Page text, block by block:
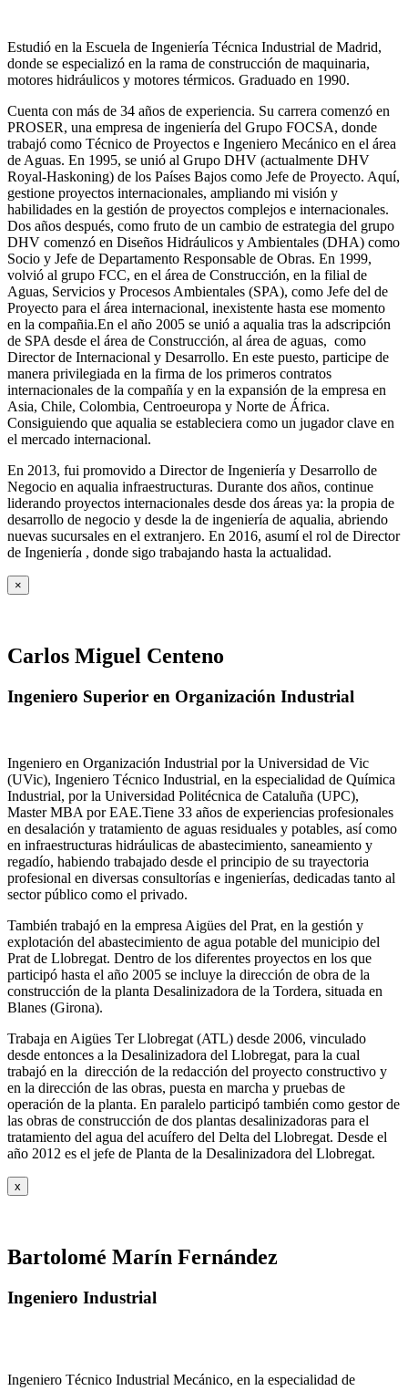
Estudió en la Escuela de Ingeniería Técnica Industrial de Madrid,
donde se especializó en la rama de construcción de maquinaria,
motores hidráulicos y motores térmicos. Graduado en 1990.
Cuenta con más de 34 años de experiencia. Su carrera comenzó en
PROSER, una empresa de ingeniería del Grupo FOCSA, donde
trabajó como Técnico de Proyectos e Ingeniero Mecánico en el área
de Aguas. En 1995, se unió al Grupo DHV (actualmente DHV
Royal-Haskoning) de los Países Bajos como Jefe de Proyecto. Aquí,
gestione proyectos internacionales, ampliando mi visión y
habilidades en la gestión de proyectos complejos e internacionales.
Dos años después, como fruto de un cambio de estrategia del grupo
DHV comenzó en Diseños Hidráulicos y Ambientales (DHA) como
Socio y Jefe de Departamento Responsable de Obras. En 1999,
volvió al grupo FCC, en el área de Construcción, en la filial de
Aguas, Servicios y Procesos Ambientales (SPA), como Jefe del de
Proyecto para el área internacional, inexistente hasta ese momento
en la compañia.En el año 2005 se unió a aqualia tras la adscripción
de SPA desde el área de Construcción, al área de aguas, como
Director de Internacional y Desarrollo. En este puesto, participe de
manera privilegiada en la firma de los primeros contratos
internacionales de la compañía y en la expansión de la empresa en
Asia, Chile, Colombia, Centroeuropa y Norte de África.
Consiguiendo que aqualia se estableciera como un jugador clave en
el mercado internacional.
En 2013, fui promovido a Director de Ingeniería y Desarrollo de
Negocio en aqualia infraestructuras. Durante dos años, continue
liderando proyectos internacionales desde dos áreas ya: la propia de
desarrollo de negocio y desde la de ingeniería de aqualia, abriendo
nuevas sucursales en el extranjero. En 2016, asumí el rol de Director
de Ingeniería , donde sigo trabajando hasta la actualidad.
×
Carlos Miguel Centeno
Ingeniero Superior en Organización Industrial
Ingeniero en Organización Industrial por la Universidad de Vic
(UVic), Ingeniero Técnico Industrial, en la especialidad de Química
Industrial, por la Universidad Politécnica de Cataluña (UPC),
Master MBA por EAE.Tiene 33 años de experiencias profesionales
en desalación y tratamiento de aguas residuales y potables, así como
en infraestructuras hidráulicas de abastecimiento, saneamiento y
regadío, habiendo trabajado desde el principio de su trayectoria
profesional en diversas consultorías e ingenierías, dedicadas tanto al
sector público como el privado.
También trabajó en la empresa Aigües del Prat, en la gestión y
explotación del abastecimiento de agua potable del municipio del
Prat de Llobregat. Dentro de los diferentes proyectos en los que
participó hasta el año 2005 se incluye la dirección de obra de la
construcción de la planta Desalinizadora de la Tordera, situada en
Blanes (Girona).
Trabaja en Aigües Ter Llobregat (ATL) desde 2006, vinculado
desde entonces a la Desalinizadora del Llobregat, para la cual
trabajó en la dirección de la redacción del proyecto constructivo y
en la dirección de las obras, puesta en marcha y pruebas de
operación de la planta. En paralelo participó también como gestor de
las obras de construcción de dos plantas desalinizadoras para el
tratamiento del agua del acuífero del Delta del Llobregat. Desde el
año 2012 es el jefe de Planta de la Desalinizadora del Llobregat.
x
Bartolomé Marín Fernández
Ingeniero Industrial
Ingeniero Técnico Industrial Mecánico, en la especialidad de